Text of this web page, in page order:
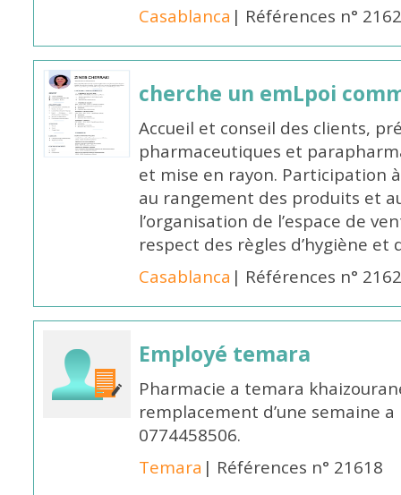
Casablanca | Références n°
cherche un emLpoi
Accueil et conseil des clients,
pharmaceutiques et
et mise en rayon. Participation
au rangement des produits et
l’organisation de l’espace de
respect des règles d’hygiène et
Casablanca | Références n°
Employé temara
Pharmacie a temara
remplacement d’une semaine
0774458506.
Temara | Références n° 21618